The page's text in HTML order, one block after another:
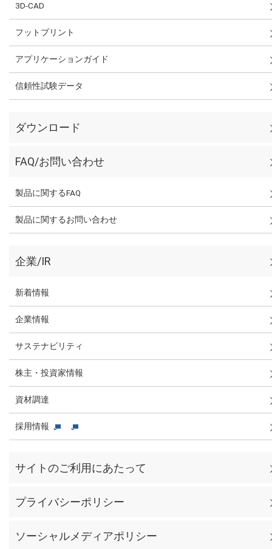
3D-CAD
フットプリント
アプリケーションガイド
信頼性試験データ
ダウンロード
FAQ/お問い合わせ
製品に関するFAQ
製品に関するお問い合わせ
企業/IR
新着情報
企業情報
サステナビリティ
株主・投資家情報
資材調達
採用情報
サイトのご利用にあたって
プライバシーポリシー
ソーシャルメディアポリシー